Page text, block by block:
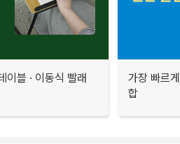
이블 · 이동식 빨래
가장 빠르
합